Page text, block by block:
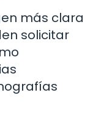
más clara
solicitar